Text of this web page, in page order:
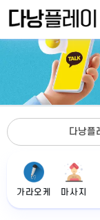
다낭플
가라오케 마사지